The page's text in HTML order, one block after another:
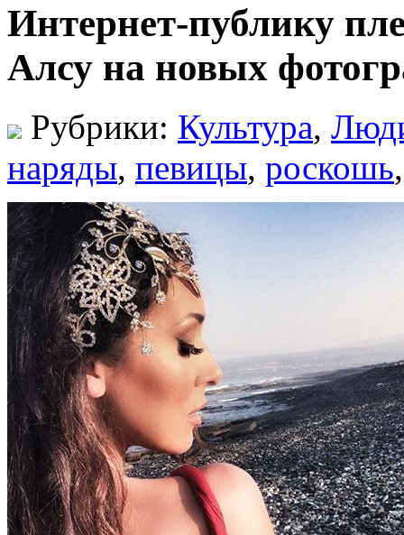
Интернет-публику
Алсу на новых
Рубрики: Культура,
наряды, певицы, роскошь